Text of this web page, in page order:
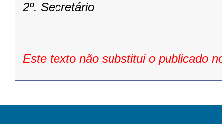
2º. Secretário
Este texto não substitui o publicado